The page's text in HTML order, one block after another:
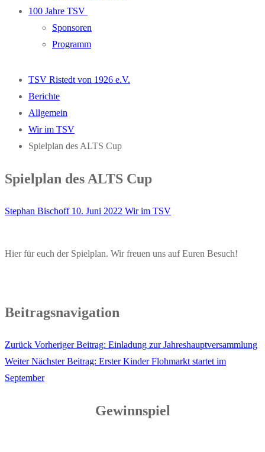
100 Jahre TSV
Sponsoren
Programm
TSV Ristedt von 1926 e.V.
Berichte
Allgemein
Wir im TSV
Spielplan des ALTS Cup
Spielplan des ALTS Cup
Stephan Bischoff 10. Juni 2022 Wir im TSV
Hier für euch der Spielplan. Wir freuen uns auf Euren Besuch!
Beitragsnavigation
Zurück Vorheriger Beitrag: Einladung zur Jahreshauptversammlung
Weiter Nächster Beitrag: Erster Kinder Flohmarkt startet im
September
Gewinnspiel